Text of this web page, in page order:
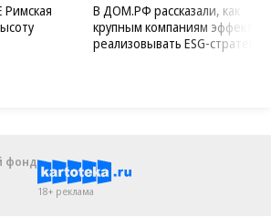
Римская
В ДОМ.РФ рассказали, как
крупным компаниям
реализовывать ESG-стратегию
фонд
18+ реклама